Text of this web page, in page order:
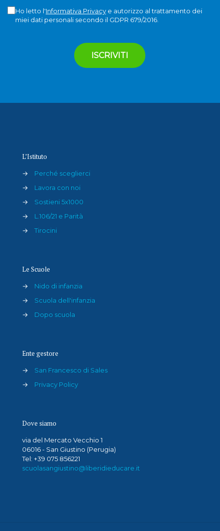
Ho letto l'Informativa Privacye autorizzo al trattamento dei
miei dati personali secondo il GDPR 679/2016.
L’Istituto
→
Perché sceglierci
→
Lavora con noi
→
Sostieni 5x1000
→
L.106/21 e Parità
→
Tirocini
Le Scuole
→
Nido di infanzia
→
Scuola dell'infanzia
→
Dopo scuola
Ente gestore
→
San Francesco di Sales
→
Privacy Policy
Dove siamo
via del Mercato Vecchio 1
06016 - San Giustino (Perugia)
Tel: +39 075 856221
scuolasangiustino@liberidieducare.it